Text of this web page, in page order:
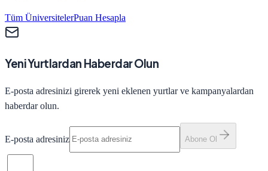
Tüm ÜniversitelerPuan Hesapla
Yeni Yurtlardan Haberdar Olun
E-posta adresinizi girerek yeni eklenen yurtlar ve kampanyalardan
haberdar olun.
E-posta adresiniz Abone Ol